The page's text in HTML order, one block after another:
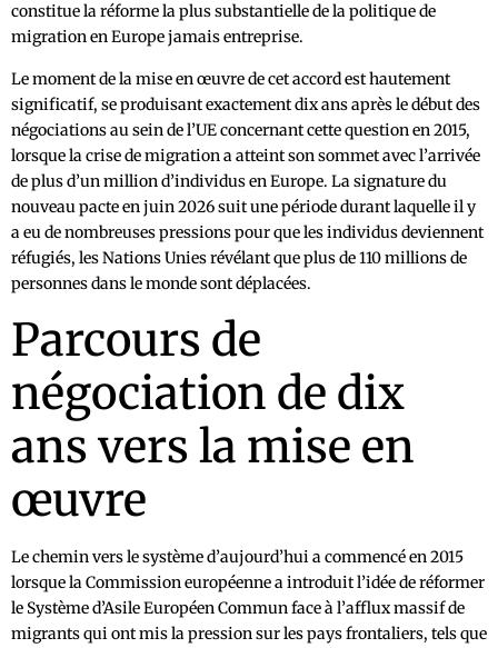
constitue la réforme la plus substantielle de la politique de
migration en Europe jamais entreprise.
Le moment de la mise en œuvre de cet accord est hautement
significatif, se produisant exactement dix ans après le début des
négociations au sein de l’UE concernant cette question en 2015,
lorsque la crise de migration a atteint son sommet avec l’arrivée
de plus d’un million d’individus en Europe. La signature du
nouveau pacte en juin 2026 suit une période durant laquelle il y
a eu de nombreuses pressions pour que les individus deviennent
réfugiés, les Nations Unies révélant que plus de 110 millions de
personnes dans le monde sont déplacées.
Parcours de
négociation de dix
ans vers la mise en
œuvre
Le chemin vers le système d’aujourd’hui a commencé en 2015
lorsque la Commission européenne a introduit l’idée de réformer
le Système d’Asile Européen Commun face à l’afflux massif de
migrants qui ont mis la pression sur les pays frontaliers, tels que